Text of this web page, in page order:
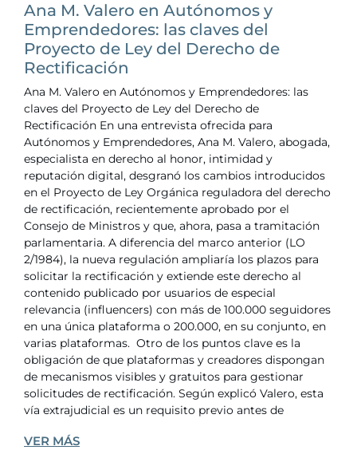
Ana M. Valero en Autónomos y
Emprendedores: las claves del
Proyecto de Ley del Derecho de
Rectificación
Ana M. Valero en Autónomos y Emprendedores: las
claves del Proyecto de Ley del Derecho de
Rectificación En una entrevista ofrecida para
Autónomos y Emprendedores, Ana M. Valero, abogada,
especialista en derecho al honor, intimidad y
reputación digital, desgranó los cambios introducidos
en el Proyecto de Ley Orgánica reguladora del derecho
de rectificación, recientemente aprobado por el
Consejo de Ministros y que, ahora, pasa a tramitación
parlamentaria. A diferencia del marco anterior (LO
2/1984), la nueva regulación ampliaría los plazos para
solicitar la rectificación y extiende este derecho al
contenido publicado por usuarios de especial
relevancia (influencers) con más de 100.000 seguidores
en una única plataforma o 200.000, en su conjunto, en
varias plataformas. Otro de los puntos clave es la
obligación de que plataformas y creadores dispongan
de mecanismos visibles y gratuitos para gestionar
solicitudes de rectificación. Según explicó Valero, esta
vía extrajudicial es un requisito previo antes de
VER MÁS